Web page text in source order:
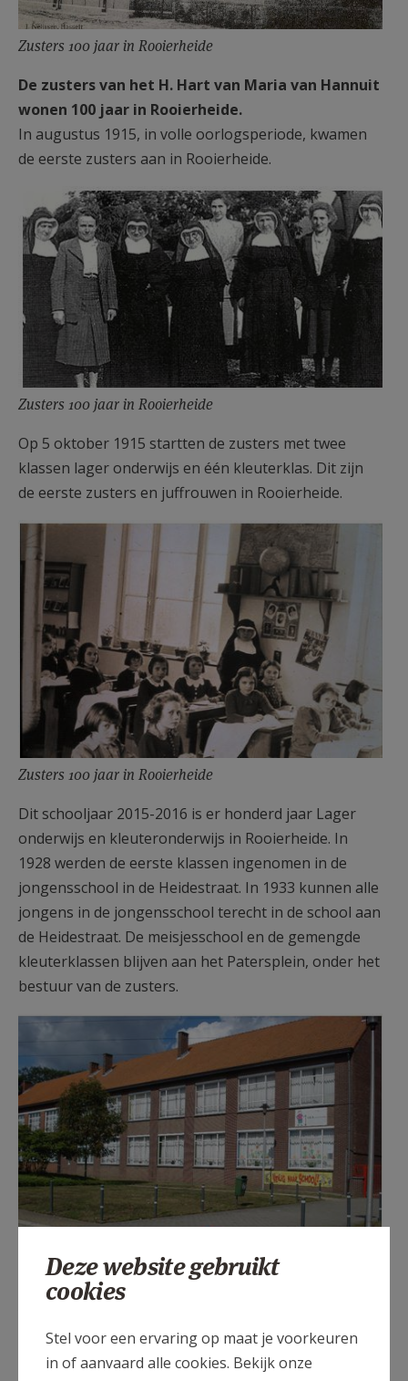
Zusters 100 jaar in Rooierheide
De zusters van het H. Hart van Maria van Hannuit
wonen 100 jaar in Rooierheide.
In augustus 1915, in volle oorlogsperiode, kwamen
de eerste zusters aan in Rooierheide.
Zusters 100 jaar in Rooierheide
Op 5 oktober 1915 startten de zusters met twee
klassen lager onderwijs en één kleuterklas. Dit zijn
de eerste zusters en juffrouwen in Rooierheide.
Zusters 100 jaar in Rooierheide
Dit schooljaar 2015-2016 is er honderd jaar Lager
onderwijs en kleuteronderwijs in Rooierheide. In
1928 werden de eerste klassen ingenomen in de
jongensschool in de Heidestraat. In 1933 kunnen alle
jongens in de jongensschool terecht in de school aan
de Heidestraat. De meisjesschool en de gemengde
kleuterklassen blijven aan het Patersplein, onder het
bestuur van de zusters.
Zusters 100 jaar in Rooierheide
In 1988 trekken de zusters zich terug uit het
onderwijs en wordt de lagere school en
Deze website gebruikt
cookies
Stel voor een ervaring op maat je voorkeuren
in of aanvaard alle cookies. Bekijk onze